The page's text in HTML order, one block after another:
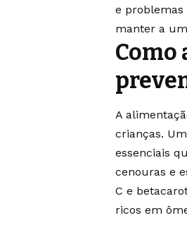
e
manter a
Como
A
crianças.
essenciais
cenouras e
C e
ricos em